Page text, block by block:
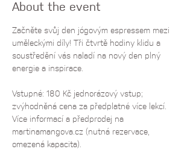
About the event
Začněte svůj den jógovým espressem mezi
uměleckými díly! Tři čtvrtě hodiny klidu a
soustředění vás naladí na nový den plný
energie a inspirace.
Vstupné: 180 Kč jednorázový vstup;
zvýhodněná cena za předplatné více lekcí.
Více informací a předprodej na
martinamangova.cz (nutná rezervace,
omezená kapacita).